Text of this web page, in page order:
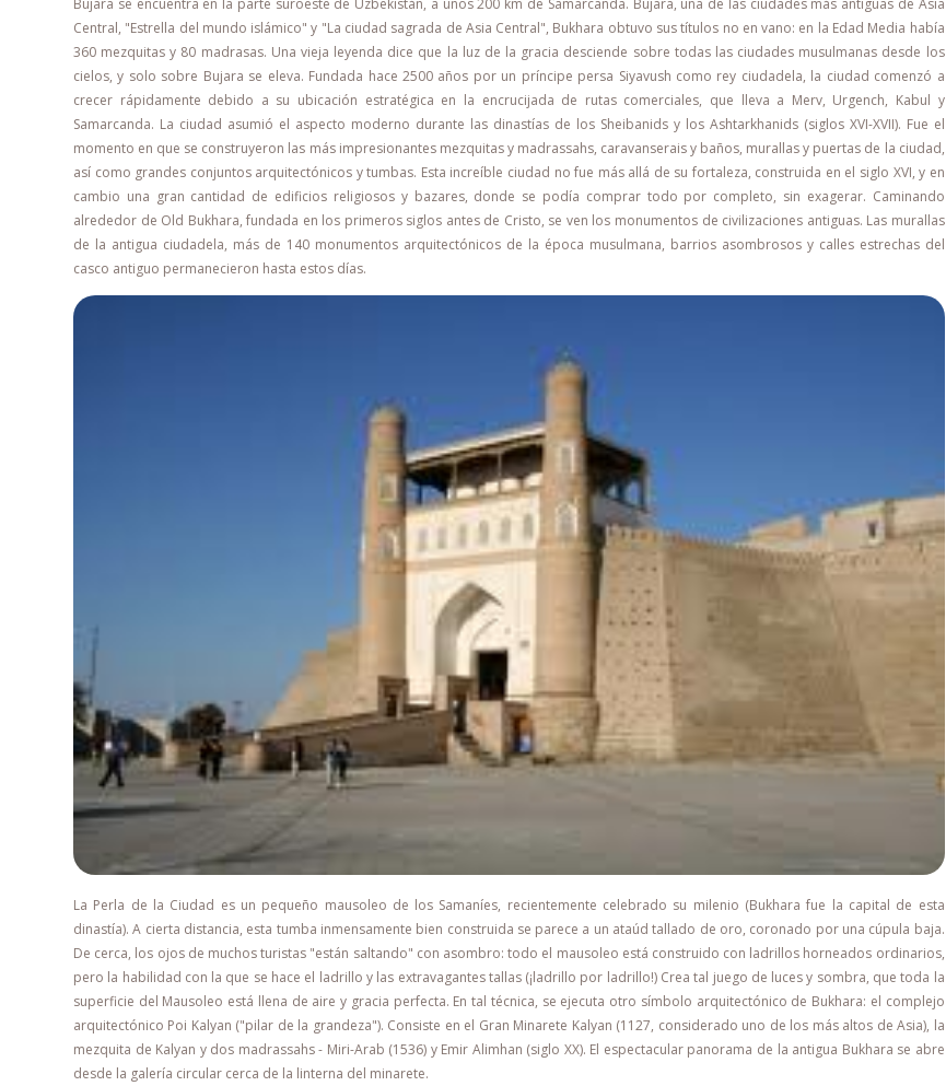
Central, "Estrella del mundo islámico" y "La ciudad sagrada de Asia Central", Bukhara obtuvo sus títulos no en vano: en la Edad Media había
360 mezquitas y 80 madrasas. Una vieja leyenda dice que la luz de la gracia desciende sobre todas las ciudades musulmanas desde los
cielos, y solo sobre Bujara se eleva. Fundada hace 2500 años por un príncipe persa Siyavush como rey ciudadela, la ciudad comenzó a
crecer rápidamente debido a su ubicación estratégica en la encrucijada de rutas comerciales, que lleva a Merv, Urgench, Kabul y
Samarcanda. La ciudad asumió el aspecto moderno durante las dinastías de los Sheibanids y los Ashtarkhanids (siglos XVI-XVII). Fue el
momento en que se construyeron las más impresionantes mezquitas y madrassahs, caravanserais y baños, murallas y puertas de la ciudad,
así como grandes conjuntos arquitectónicos y tumbas. Esta increíble ciudad no fue más allá de su fortaleza, construida en el siglo XVI, y en
cambio una gran cantidad de edificios religiosos y bazares, donde se podía comprar todo por completo, sin exagerar. Caminando
alrededor de Old Bukhara, fundada en los primeros siglos antes de Cristo, se ven los monumentos de civilizaciones antiguas. Las murallas
de la antigua ciudadela, más de 140 monumentos arquitectónicos de la época musulmana, barrios asombrosos y calles estrechas del
casco antiguo permanecieron hasta estos días.
La Perla de la Ciudad es un pequeño mausoleo de los Samaníes, recientemente celebrado su milenio (Bukhara fue la capital de esta
dinastía). A cierta distancia, esta tumba inmensamente bien construida se parece a un ataúd tallado de oro, coronado por una cúpula baja.
De cerca, los ojos de muchos turistas "están saltando" con asombro: todo el mausoleo está construido con ladrillos horneados ordinarios,
pero la habilidad con la que se hace el ladrillo y las extravagantes tallas (¡ladrillo por ladrillo!) Crea tal juego de luces y sombra, que toda la
superficie del Mausoleo está llena de aire y gracia perfecta. En tal técnica, se ejecuta otro símbolo arquitectónico de Bukhara: el complejo
arquitectónico Poi Kalyan ("pilar de la grandeza"). Consiste en el Gran Minarete Kalyan (1127, considerado uno de los más altos de Asia), la
mezquita de Kalyan y dos madrassahs - Miri-Arab (1536) y Emir Alimhan (siglo XX). El espectacular panorama de la antigua Bukhara se abre
desde la galería circular cerca de la linterna del minarete.